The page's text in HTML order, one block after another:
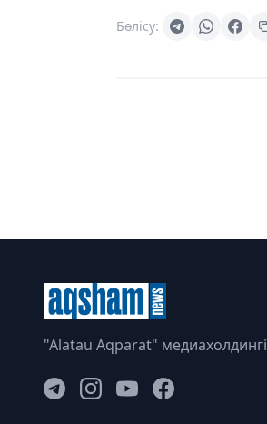
Бөлісу:
"Alatau Aqparat" медиахолдингі